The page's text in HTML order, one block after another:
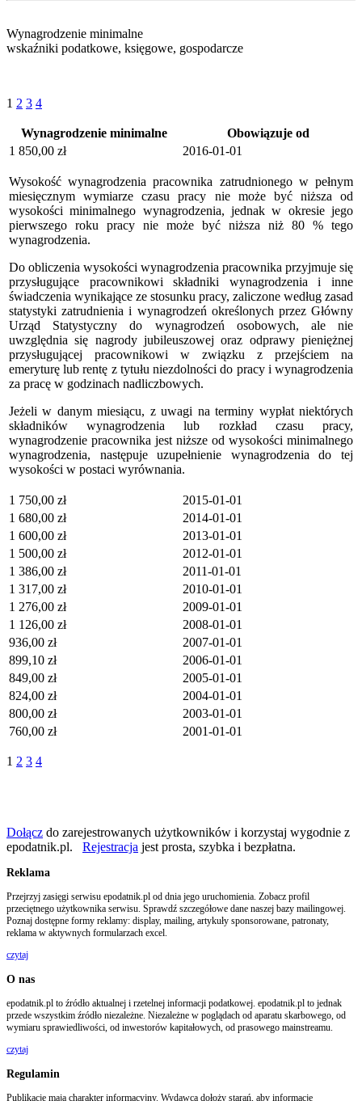
Wynagrodzenie minimalne
wskaźniki podatkowe, księgowe, gospodarcze
1 2 3 4
Wynagrodzenie minimalne
Obowiązuje od
1 850,00 zł
2016-01-01
Wysokość wynagrodzenia pracownika zatrudnionego w pełnym
miesięcznym wymiarze czasu pracy nie może być niższa od
wysokości minimalnego wynagrodzenia, jednak w okresie jego
pierwszego roku pracy nie może być niższa niż 80 % tego
wynagrodzenia.
Do obliczenia wysokości wynagrodzenia pracownika przyjmuje się
przysługujące pracownikowi składniki wynagrodzenia i inne
świadczenia wynikające ze stosunku pracy, zaliczone według zasad
statystyki zatrudnienia i wynagrodzeń określonych przez Główny
Urząd Statystyczny do wynagrodzeń osobowych, ale nie
uwzględnia się nagrody jubileuszowej oraz odprawy pieniężnej
przysługującej pracownikowi w związku z przejściem na
emeryturę lub rentę z tytułu niezdolności do pracy i wynagrodzenia
za pracę w godzinach nadliczbowych.
Jeżeli w danym miesiącu, z uwagi na terminy wypłat niektórych
składników wynagrodzenia lub rozkład czasu pracy,
wynagrodzenie pracownika jest niższe od wysokości minimalnego
wynagrodzenia, następuje uzupełnienie wynagrodzenia do tej
wysokości w postaci wyrównania.
1 750,00 zł
2015-01-01
1 680,00 zł
2014-01-01
1 600,00 zł
2013-01-01
1 500,00 zł
2012-01-01
1 386,00 zł
2011-01-01
1 317,00 zł
2010-01-01
1 276,00 zł
2009-01-01
1 126,00 zł
2008-01-01
936,00 zł
2007-01-01
899,10 zł
2006-01-01
849,00 zł
2005-01-01
824,00 zł
2004-01-01
800,00 zł
2003-01-01
760,00 zł
2001-01-01
1 2 3 4
Dołącz do zarejestrowanych użytkowników i korzystaj wygodnie z
epodatnik.pl. Rejestracja jest prosta, szybka i bezpłatna.
Reklama
Przejrzyj zasięgi serwisu epodatnik.pl od dnia jego uruchomienia. Zobacz profil
przeciętnego użytkownika serwisu. Sprawdź szczegółowe dane naszej bazy mailingowej.
Poznaj dostępne formy reklamy: display, mailing, artykuły sponsorowane, patronaty,
reklama w aktywnych formularzach excel.
czytaj
O nas
epodatnik.pl to źródło aktualnej i rzetelnej informacji podatkowej. epodatnik.pl to jednak
przede wszystkim źródło niezależne. Niezależne w poglądach od aparatu skarbowego, od
wymiaru sprawiedliwości, od inwestorów kapitałowych, od prasowego mainstreamu.
czytaj
Regulamin
Publikacje mają charakter informacyjny. Wydawca dołoży starań, aby informacje